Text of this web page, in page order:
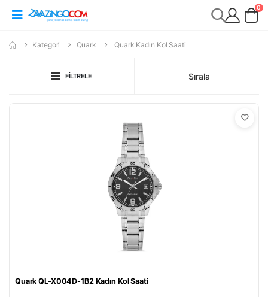
0
Kategori Quark Quark Kadın Kol Saati
FILTRELE Sırala
Quark QL-X004D-1B2 Kadın Kol Saati